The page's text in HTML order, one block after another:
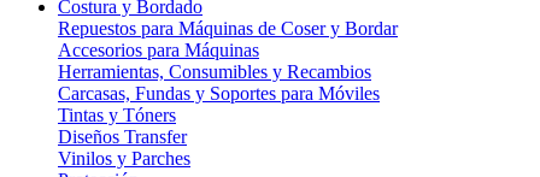
Costura y Bordado
Repuestos para Máquinas de Coser y Bordar
Accesorios para Máquinas
Herramientas, Consumibles y Recambios
Carcasas, Fundas y Soportes para Móviles
Tintas y Tóners
Diseños Transfer
Vinilos y Parches